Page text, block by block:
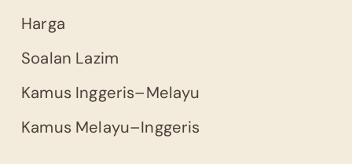
Harga
Soalan Lazim
Kamus Inggeris–Melayu
Kamus Melayu–Inggeris